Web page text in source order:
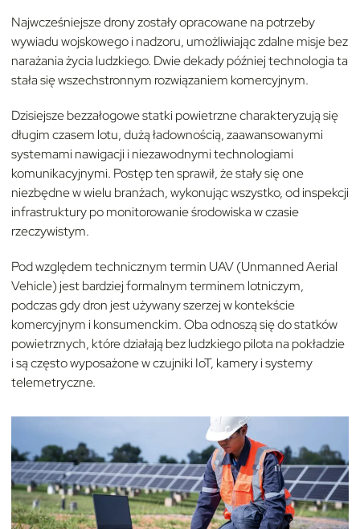
Najwcześniejsze drony zostały opracowane na potrzeby
wywiadu wojskowego i nadzoru, umożliwiając zdalne misje bez
narażania życia ludzkiego. Dwie dekady później technologia ta
stała się wszechstronnym rozwiązaniem komercyjnym.
Dzisiejsze bezzałogowe statki powietrzne charakteryzują się
długim czasem lotu, dużą ładownością, zaawansowanymi
systemami nawigacji i niezawodnymi technologiami
komunikacyjnymi. Postęp ten sprawił, że stały się one
niezbędne w wielu branżach, wykonując wszystko, od inspekcji
infrastruktury po monitorowanie środowiska w czasie
rzeczywistym.
Pod względem technicznym termin UAV (Unmanned Aerial
Vehicle) jest bardziej formalnym terminem lotniczym,
podczas gdy dron jest używany szerzej w kontekście
komercyjnym i konsumenckim. Oba odnoszą się do statków
powietrznych, które działają bez ludzkiego pilota na pokładzie
i są często wyposażone w czujniki IoT, kamery i systemy
telemetryczne.